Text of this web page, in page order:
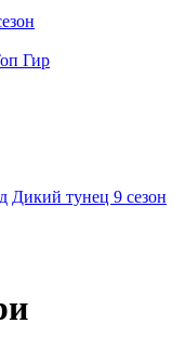
Гир
Дикий тунец 9 сезон